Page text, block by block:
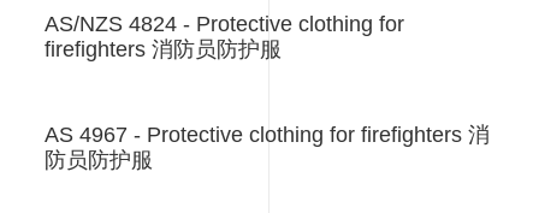
AS/NZS 4824 - Protective clothing for
firefighters 消防员防护服
AS 4967 - Protective clothing for firefighters 消
防员防护服